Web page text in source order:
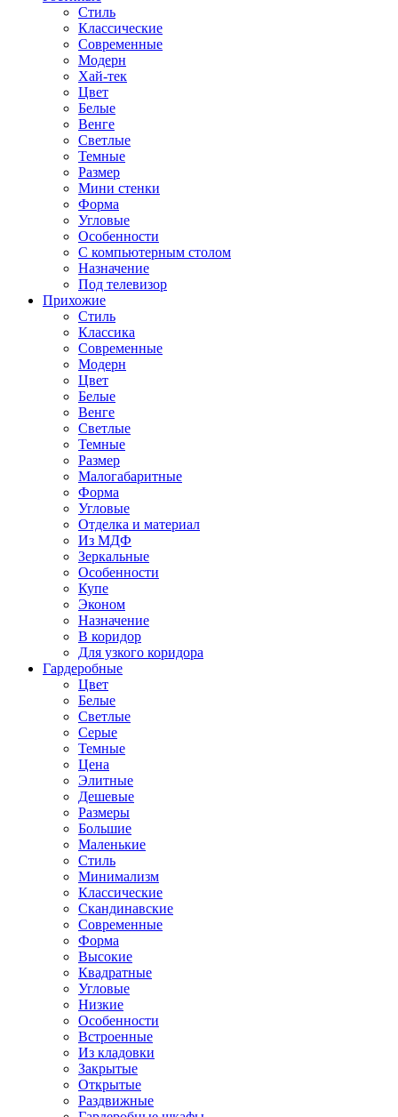
Стиль
Классические
Современные
Модерн
Хай-тек
Цвет
Белые
Венге
Светлые
Темные
Размер
Мини стенки
Форма
Угловые
Особенности
С компьютерным столом
Назначение
Под телевизор
Прихожие
Стиль
Классика
Современные
Модерн
Цвет
Белые
Венге
Светлые
Темные
Размер
Малогабаритные
Форма
Угловые
Отделка и материал
Из МДФ
Зеркальные
Особенности
Купе
Эконом
Назначение
В коридор
Для узкого коридора
Гардеробные
Цвет
Белые
Светлые
Серые
Темные
Цена
Элитные
Дешевые
Размеры
Большие
Маленькие
Стиль
Минимализм
Классические
Скандинавские
Современные
Форма
Высокие
Квадратные
Угловые
Низкие
Особенности
Встроенные
Из кладовки
Закрытые
Открытые
Раздвижные